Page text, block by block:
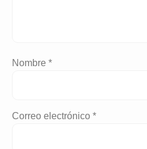
Nombre *
Correo electrónico *